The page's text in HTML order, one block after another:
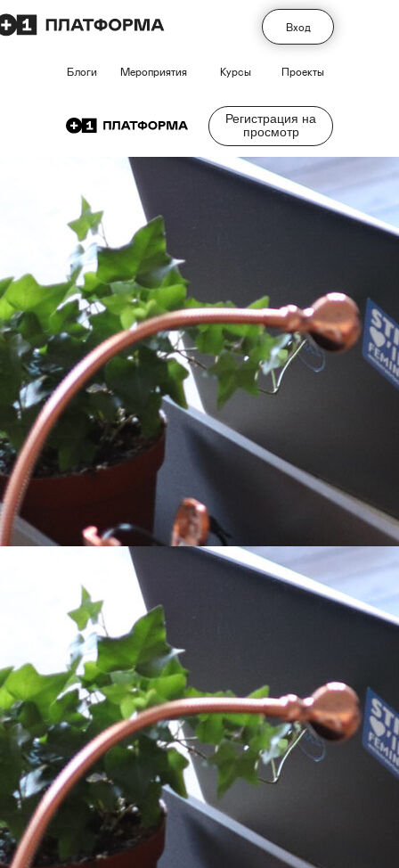
Курсы
Мероприятия Проекты
Блоги
Вход
Регистрация на
просмотр